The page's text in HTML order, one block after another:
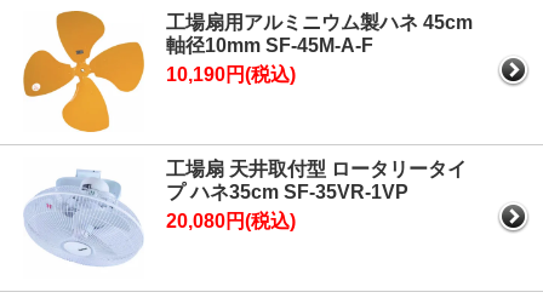
工場扇用アルミニウム製ハネ 45cm
軸径10mm SF-45M-A-F
10,190円(税込)
工場扇 天井取付型 ロータリータイ
プ ハネ35cm SF-35VR-1VP
20,080円(税込)